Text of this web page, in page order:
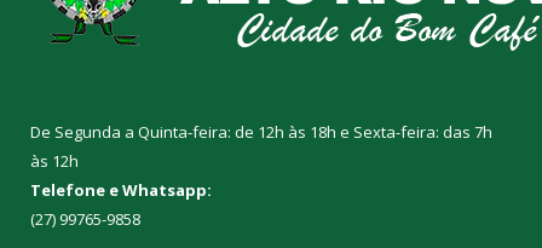
De Segunda a Quinta-feira: de 12h às 18h e Sexta-feira: das 7h
às 12h
Telefone e Whatsapp:
(27) 99765-9858